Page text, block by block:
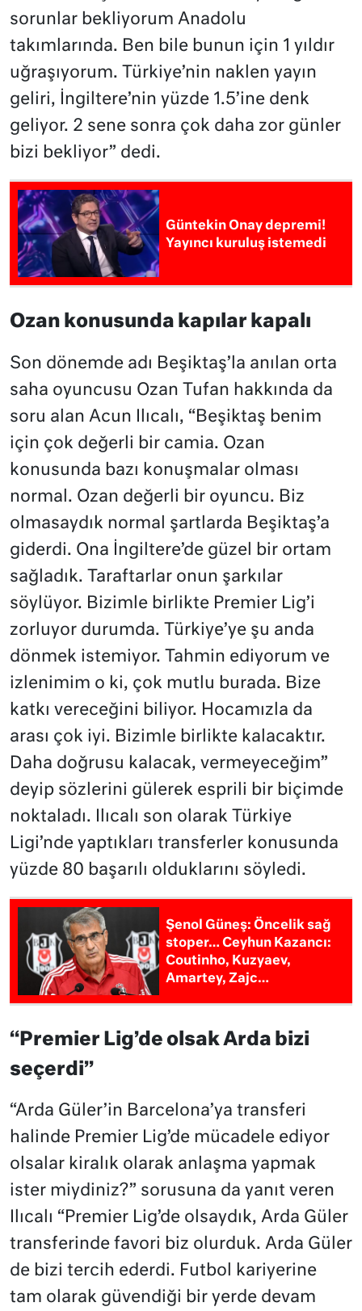
sorunlar bekliyorum Anadolu
takımlarında. Ben bile bunun için 1 yıldır
uğraşıyorum. Türkiye’nin naklen yayın
geliri, İngiltere’nin yüzde 1.5’ine denk
geliyor. 2 sene sonra çok daha zor günler
bizi bekliyor” dedi.
Güntekin Onay depremi!
Yayıncı kuruluş istemedi
Ozan konusunda kapılar kapalı
Son dönemde adı Beşiktaş’la anılan orta
saha oyuncusu Ozan Tufan hakkında da
soru alan Acun Ilıcalı, “Beşiktaş benim
için çok değerli bir camia. Ozan
konusunda bazı konuşmalar olması
normal. Ozan değerli bir oyuncu. Biz
olmasaydık normal şartlarda Beşiktaş’a
giderdi. Ona İngiltere’de güzel bir ortam
sağladık. Taraftarlar onun şarkılar
söylüyor. Bizimle birlikte Premier Lig’i
zorluyor durumda. Türkiye’ye şu anda
dönmek istemiyor. Tahmin ediyorum ve
izlenimim o ki, çok mutlu burada. Bize
katkı vereceğini biliyor. Hocamızla da
arası çok iyi. Bizimle birlikte kalacaktır.
Daha doğrusu kalacak, vermeyeceğim”
deyip sözlerini gülerek esprili bir biçimde
noktaladı. Ilıcalı son olarak Türkiye
Ligi’nde yaptıkları transferler konusunda
yüzde 80 başarılı olduklarını söyledi.
Şenol Güneş: Öncelik sağ
stoper… Ceyhun Kazancı:
Coutinho, Kuzyaev,
Amartey, Zajc…
“Premier Lig’de olsak Arda bizi
seçerdi”
“Arda Güler’in Barcelona’ya transferi
halinde Premier Lig’de mücadele ediyor
olsalar kiralık olarak anlaşma yapmak
ister miydiniz?” sorusuna da yanıt veren
Ilıcalı “Premier Lig’de olsaydık, Arda Güler
transferinde favori biz olurduk. Arda Güler
de bizi tercih ederdi. Futbol kariyerine
tam olarak güvendiği bir yerde devam